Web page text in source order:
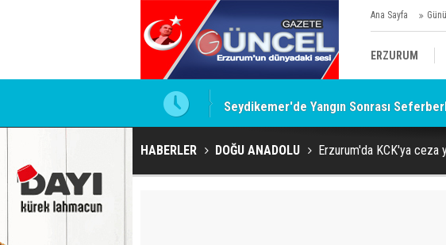
Ana Sayfa
ERZURUM
SİYASET
KÜLTÜR/
Seydikemer'de Yangın Sonrası
HABERLER DOĞU ANADOLU Erzurum'da KCK'ya ceza